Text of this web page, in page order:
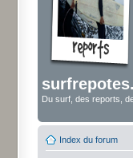
Du surf, des reports,
Index du forum